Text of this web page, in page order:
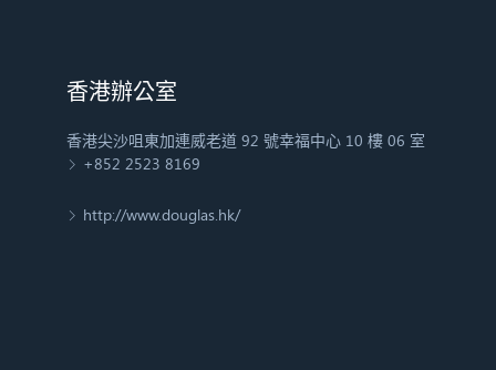
香港辦公室
香港尖沙咀東加連威老道 92 號幸福中心 10 樓 06 室
+852 2523 8169
http://www.douglas.hk/